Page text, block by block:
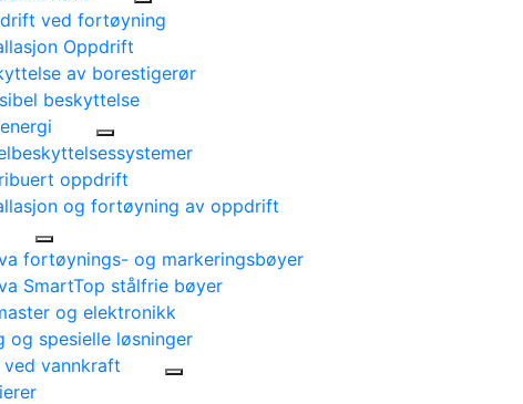
ved fortøyning
Oppdrift
av borestigerør
beskyttelse
oppdrift
og fortøyning av oppdrift
fortøynings- og markeringsbøyer
SmartTop stålfrie bøyer
og elektronikk
og spesielle løsninger
ved vannkraft